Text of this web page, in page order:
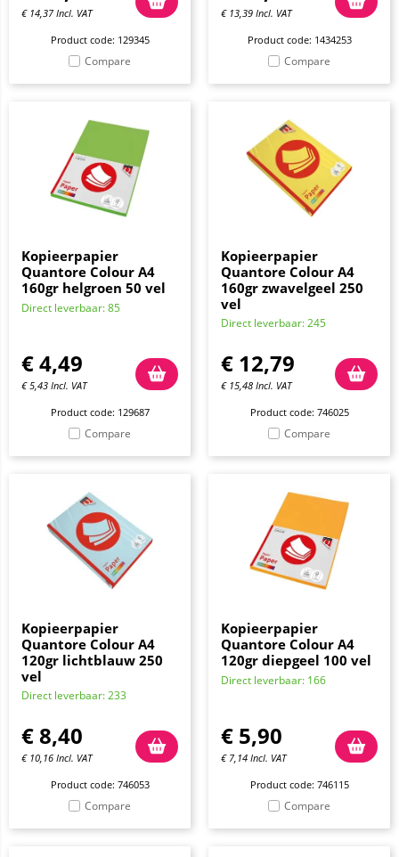
€ 14,37 Incl. VAT
Product code: 129345
Compare
€ 13,39 Incl. VAT
Product code: 1434253
Compare
Kopieerpapier
Quantore Colour A4
160gr helgroen 50 vel
Direct leverbaar: 85
€4,49
€5,43 Incl. VAT
Product code: 129687
Compare
Kopieerpapier
Quantore Colour A4
160gr zwavelgeel 250
vel
Direct leverbaar: 245
€ 12,79
€ 15,48 Incl. VAT
Product code: 746025
Compare
Kopieerpapier
Quantore Colour A4
120gr lichtblauw 250
vel
Direct leverbaar: 233
€8,40
€ 10,16 Incl. VAT
Product code: 746053
Compare
Kopieerpapier
Quantore Colour A4
120gr diepgeel 100 vel
Direct leverbaar: 166
€ 5,90
€ 7,14 Incl. VAT
Product code: 746115
Compare